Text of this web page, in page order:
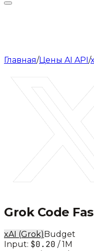
Главная/Цены AI API/
Grok Code
xAI (Grok)Budget
Input: $0.20 / 1M